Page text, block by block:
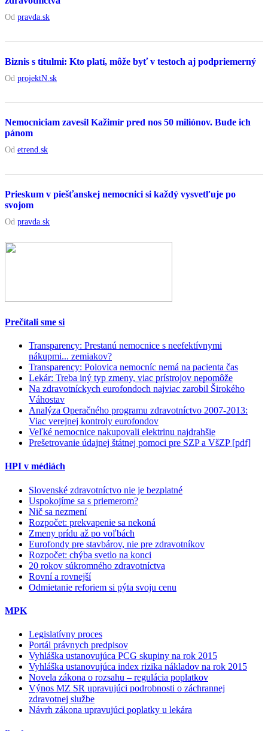
Od pravda.sk
Biznis s titulmi: Kto platí, môže byť v testoch aj podpriemerný
Od projektN.sk
Nemocniciam zavesil Kažimír pred nos 50 miliónov. Bude ich
pánom
Od etrend.sk
Prieskum v piešťanskej nemocnici si každý vysvetľuje po
svojom
Od pravda.sk
Prečítali sme si
Transparency: Prestanú nemocnice s neefektívnymi
nákupmi... zemiakov?
Transparency: Polovica nemocníc nemá na pacienta čas
Lekár: Treba iný typ zmeny, viac prístrojov nepomôže
Na zdravotníckych eurofondoch najviac zarobil Širokého
Váhostav
Analýza Operačného programu zdravotníctvo 2007-2013:
Viac verejnej kontroly eurofondov
Veľké nemocnice nakupovali elektrinu najdrahšie
Prešetrovanie údajnej štátnej pomoci pre SZP a VšZP [pdf]
HPI v médiách
Slovenské zdravotníctvo nie je bezplatné
Uspokojíme sa s priemerom?
Nič sa nezmení
Rozpočet: prekvapenie sa nekoná
Zmeny prídu až po voľbách
Eurofondy pre stavbárov, nie pre zdravotníkov
Rozpočet: chýba svetlo na konci
20 rokov súkromného zdravotníctva
Rovní a rovnejší
Odmietanie reforiem si pýta svoju cenu
MPK
Legislatívny proces
Portál právnych predpisov
Vyhláška ustanovujúca PCG skupiny na rok 2015
Vyhláška ustanovujúca index rizika nákladov na rok 2015
Novela zákona o rozsahu – regulácia poplatkov
Výnos MZ SR upravujúci podrobnosti o záchrannej
zdravotnej službe
Návrh zákona upravujúci poplatky u lekára